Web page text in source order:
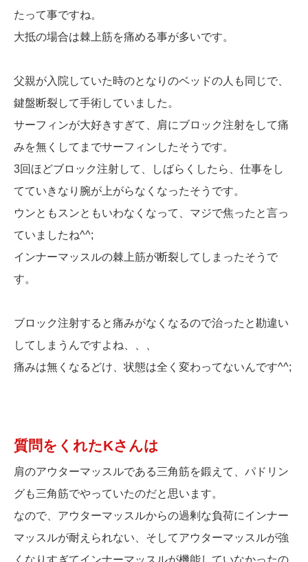
たって事ですね。
大抵の場合は棘上筋を痛める事が多いです。
父親が入院していた時のとなりのベッドの人も同じで、
鍵盤断裂して手術していました。
サーフィンが大好きすぎて、肩にブロック注射をして痛
みを無くしてまでサーフィンしたそうです。
3回ほどブロック注射して、しばらくしたら、仕事をし
てていきなり腕が上がらなくなったそうです。
ウンともスンともいわなくなって、マジで焦ったと言っ
ていましたね^^;
インナーマッスルの棘上筋が断裂してしまったそうで
す。
ブロック注射すると痛みがなくなるので治ったと勘違い
してしまうんですよね、、、
痛みは無くなるどけ、状態は全く変わってないんです^^;
質問をくれたKさんは
肩のアウターマッスルである三角筋を鍛えて、パドリン
グも三角筋でやっていたのだと思います。
なので、アウターマッスルからの過剰な負荷にインナー
マッスルが耐えられない、そしてアウターマッスルが強